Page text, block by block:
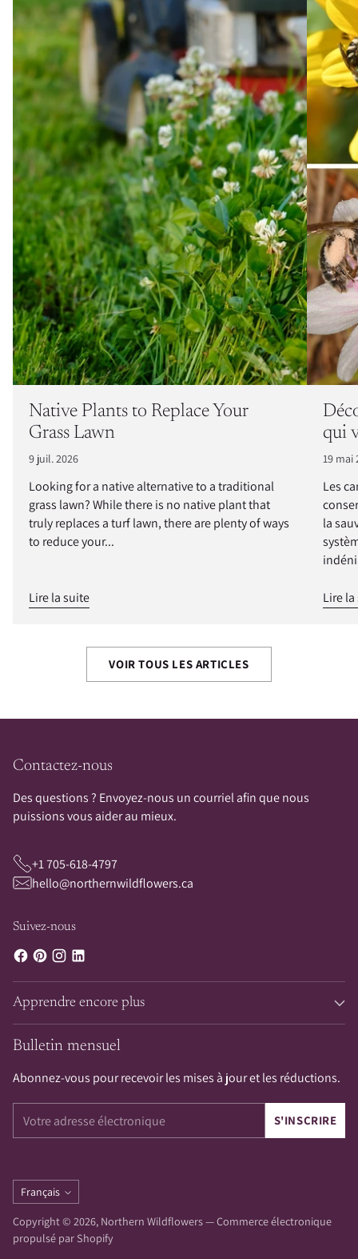
Native Plants to Replace Your
Grass Lawn
9 juil. 2026
Looking for a native alternative to a traditional
grass lawn? While there is no native plant that
truly replaces a turf lawn, there are plenty of ways
to reduce your...
Lire la suite
qui
19 mai
Les
la
Lire
VOIR TOUS LES ARTICLES
Contactez-nous
Des questions ? Envoyez-nous un courriel afin que nous
puissions vous aider au mieux.
+1 705-618-4797
hello@northernwildflowers.ca
Suivez-nous
Apprendre encore plus
Bulletin mensuel
Abonnez-vous pour recevoir les mises à jour et les réductions.
adresse
S'INSCRIRE
Langue
Français
Copyright © 2026, Northern Wildflowers—Commerce électronique
propulsé par Shopify